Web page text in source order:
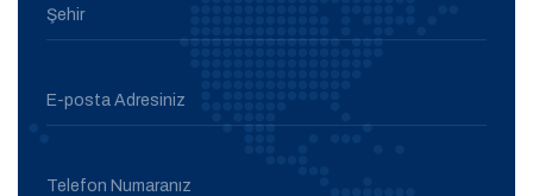
Şehir
E-posta Adresiniz
Telefon Numaranız